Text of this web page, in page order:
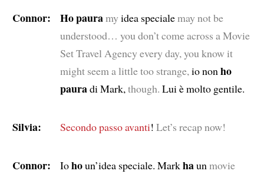
Connor: Ho pauramyidea specialemay not be
understood… you don’t come across a Movie
Set Travel Agency every day, you know it
might seem a little too strange,io nonho
pauradi Mark,though. Lui è molto gentile.
Silvia: Secondo passo avanti! Let’s recap now!
Connor: Iohoun’idea speciale. Markhaunmovie